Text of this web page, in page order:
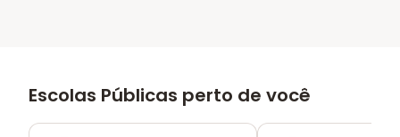
Escolas Públicas perto de você